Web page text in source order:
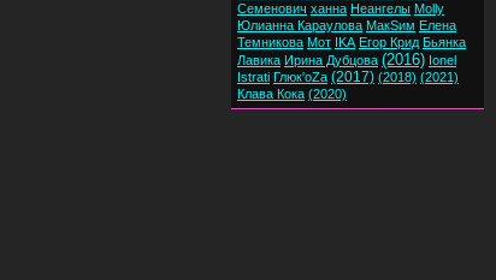
Семенович ханна Неангелы Molly
Юлианна Караулова МакSим Елена
Темникова Мот IKA Егор Крид Бьянка
Лавика Ирина Дубцова (2016) Ionel
Istrati Глюк'oZa (2017) (2018) (2021)
Клава Кока (2020)